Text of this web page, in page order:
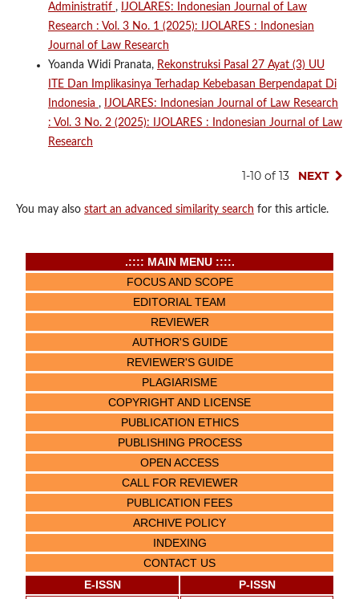
Administratif , IJOLARES: Indonesian Journal of Law
Research : Vol. 3 No. 1 (2025): IJOLARES : Indonesian
Journal of Law Research
Yoanda Widi Pranata, Rekonstruksi Pasal 27 Ayat (3) UU
ITE Dan Implikasinya Terhadap Kebebasan Berpendapat Di
Indonesia , IJOLARES: Indonesian Journal of Law Research
: Vol. 3 No. 2 (2025): IJOLARES : Indonesian Journal of Law
Research
1-10 of 13 NEXT
You may also start an advanced similarity search for this article.
.:::: MAIN MENU ::::.
FOCUS AND SCOPE
EDITORIAL TEAM
REVIEWER
AUTHOR'S GUIDE
REVIEWER'S GUIDE
PLAGIARISME
COPYRIGHT AND LICENSE
PUBLICATION ETHICS
PUBLISHING PROCESS
OPEN ACCESS
CALL FOR REVIEWER
PUBLICATION FEES
ARCHIVE POLICY
INDEXING
CONTACT US
E-ISSN
P-ISSN